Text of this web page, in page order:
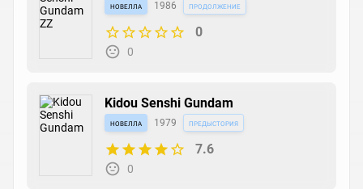
новелла 1986 продолжение
0
0
Kidou Senshi Gundam
новелла 1979 предыстория
7.6
0